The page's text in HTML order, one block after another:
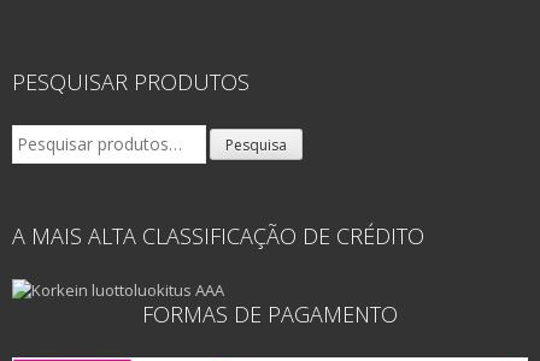
PESQUISAR PRODUTOS
Pesquisar
por:
Pesquisa
A MAIS ALTA CLASSIFICAÇÃO DE CRÉDITO
FORMAS DE PAGAMENTO